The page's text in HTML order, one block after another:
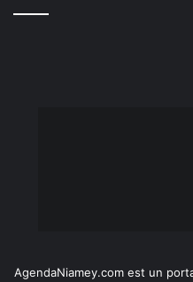
AgendaNiamey.com est un